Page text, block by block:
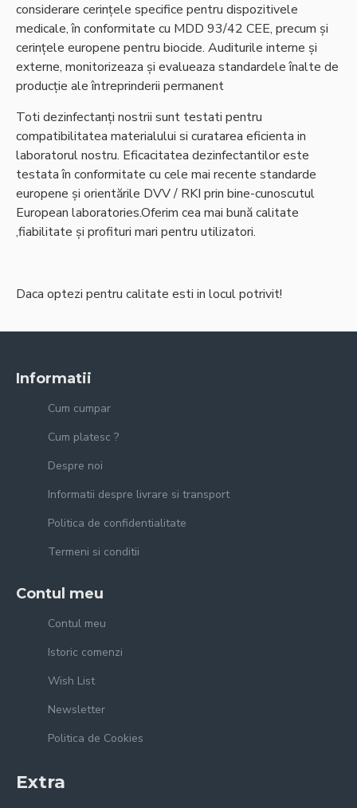
considerare cerințele specifice pentru dispozitivele
medicale, în conformitate cu MDD 93/42 CEE, precum și
cerințele europene pentru biocide. Auditurile interne și
externe, monitorizeaza și evalueaza standardele înalte de
producție ale întreprinderii permanent
Toti dezinfectanți nostrii sunt testati pentru
compatibilitatea materialului si curatarea eficienta in
laboratorul nostru. Eficacitatea dezinfectantilor este
testata în conformitate cu cele mai recente standarde
europene și orientările DVV / RKI prin bine-cunoscutul
European laboratories.Oferim cea mai bună calitate
,fiabilitate și profituri mari pentru utilizatori.
Daca optezi pentru calitate esti in locul potrivit!
Informatii
Cum cumpar
Cum platesc ?
Despre noi
Informatii despre livrare si transport
Politica de confidentialitate
Termeni si conditii
Contul meu
Contul meu
Istoric comenzi
Wish List
Newsletter
Politica de Cookies
Extra